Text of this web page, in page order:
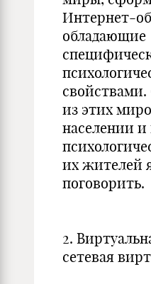
Интернет-
обладающие
из этих
населении
их жителей
поговорить.
2.
сетевая